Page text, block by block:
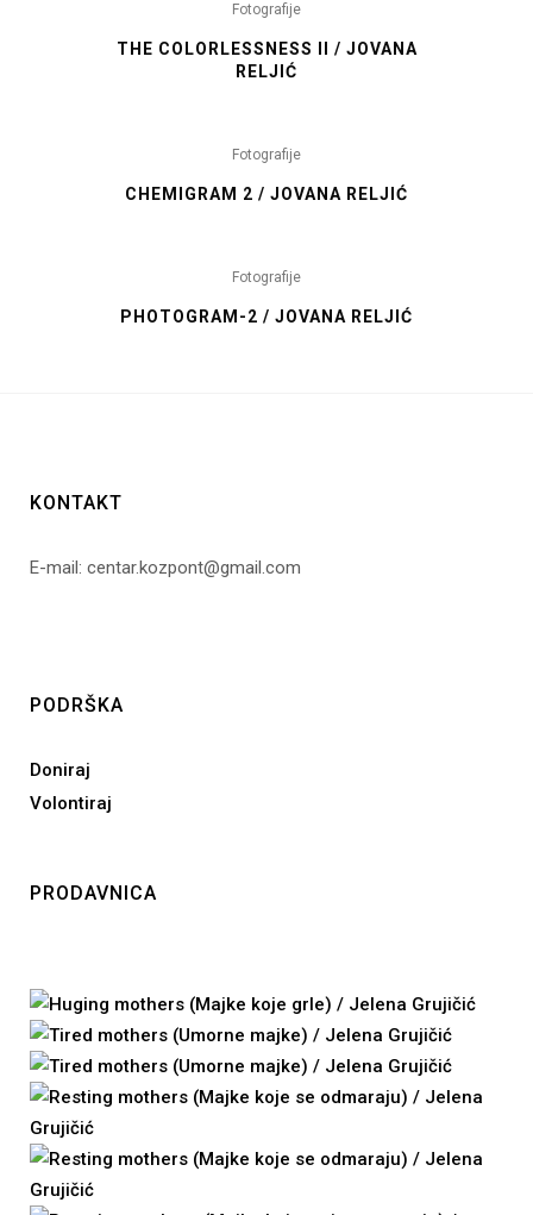
Fotografije
THE COLORLESSNESS II / JOVANA
RELJIĆ
Fotografije
CHEMIGRAM 2 / JOVANA RELJIĆ
Fotografije
PHOTOGRAM-2 / JOVANA RELJIĆ
KONTAKT
E-mail: centar.kozpont@gmail.com
PODRŠKA
Doniraj
Volontiraj
PRODAVNICA